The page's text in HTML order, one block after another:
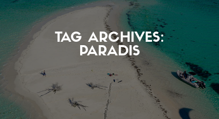
TAG ARCHIVES:
PARADIS